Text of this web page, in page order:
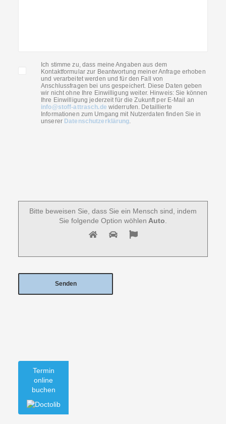
Ich stimme zu, dass meine Angaben aus dem
Kontaktformular zur Beantwortung meiner Anfrage erhoben
und verarbeitet werden und für den Fall von
Anschlussfragen bei uns gespeichert. Diese Daten geben
wir nicht ohne Ihre Einwilligung weiter. Hinweis: Sie können
Ihre Einwilligung jederzeit für die Zukunft per E-Mail an
info@stoff-attrasch.de widerrufen. Detaillierte
Informationen zum Umgang mit Nutzerdaten finden Sie in
unserer Datenschutzerklärung.
Bitte beweisen Sie, dass Sie ein Mensch sind, indem
Sie folgende Option wöhlen Auto
Termin
online
buchen